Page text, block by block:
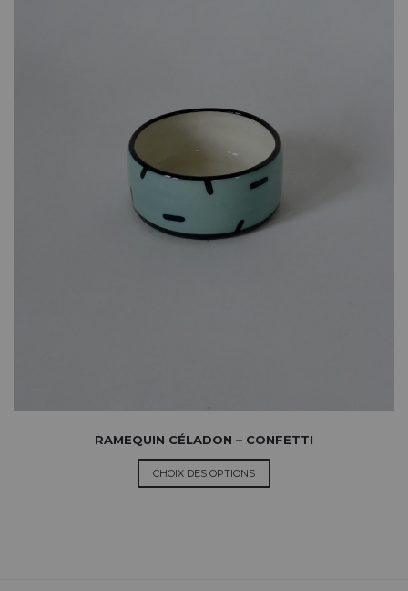
RAMEQUIN CÉLADON – CONFETTI
CHOIX DES OPTIONS